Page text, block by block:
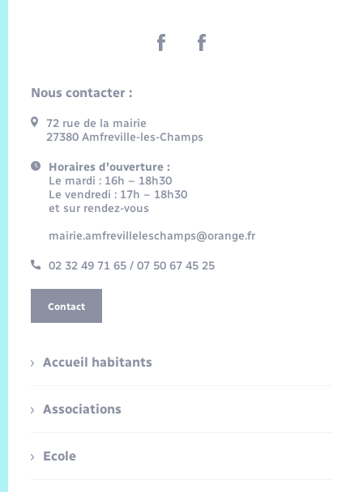
Nous contacter :
72 rue de la mairie
27380 Amfreville-les-Champs
Horaires d'ouverture :
Le mardi : 16h – 18h30
Le vendredi : 17h – 18h30
et sur rendez-vous
mairie.amfrevilleleschamps@orange.fr
02 32 49 71 65 / 07 50 67 45 25
Contact
Accueil habitants
Associations
Ecole